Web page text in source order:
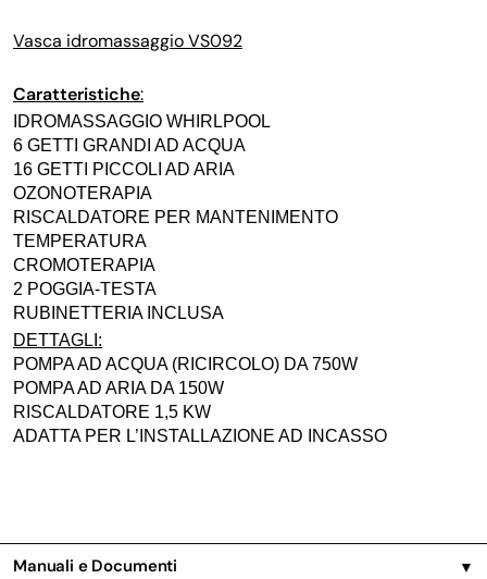
Vasca idromassaggio VS092
Caratteristiche:
IDROMASSAGGIO WHIRLPOOL
6 GETTI GRANDI AD ACQUA
16 GETTI PICCOLI AD ARIA
OZONOTERAPIA
RISCALDATORE PER MANTENIMENTO
TEMPERATURA
CROMOTERAPIA
2 POGGIA-TESTA
RUBINETTERIA INCLUSA
DETTAGLI:
POMPA AD ACQUA (RICIRCOLO) DA 750W
POMPA AD ARIA DA 150W
RISCALDATORE 1,5 KW
ADATTA PER L’INSTALLAZIONE AD INCASSO
Manuali e Documenti ▼